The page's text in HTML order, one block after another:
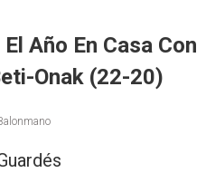
Año En Casa Con
Onak (22-20)